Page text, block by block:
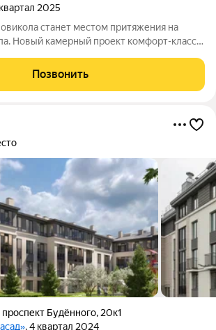
2025
станет местом притяжения на
Новый камерный проект комфорт-класса
шума со всей необходимой
современной
Позвонить
проспект Будённого, 20к1
, 4 квартал 2024